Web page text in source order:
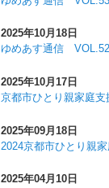
2025年10月18日
ゆめあす通信 VOL.52
2025年10月17日
京都市ひとり親家庭
2025年09月18日
2024京都市ひとり親
2025年04月10日